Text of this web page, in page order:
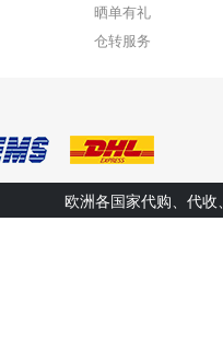
晒单有礼
仓转服务
欧洲各国家代购、代